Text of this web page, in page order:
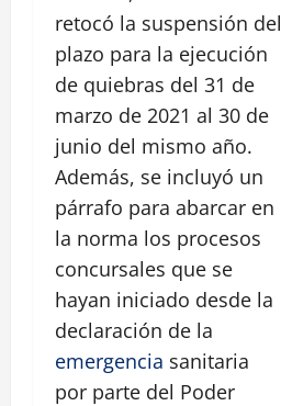
retocó la suspensión del
plazo para la ejecución
de quiebras del 31 de
marzo de 2021 al 30 de
junio del mismo año.
Además, se incluyó un
párrafo para abarcar en
la norma los procesos
concursales que se
hayan iniciado desde la
declaración de la
emergencia sanitaria
por parte del Poder